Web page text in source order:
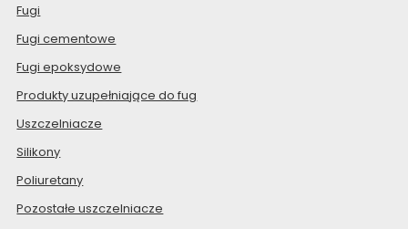
Fugi
Fugi cementowe
Fugi epoksydowe
Produkty uzupełniające do fug
Uszczelniacze
Silikony
Poliuretany
Pozostałe uszczelniacze